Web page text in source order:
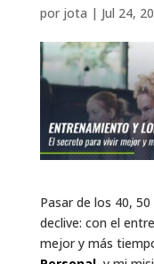
por jota | Jul 24,
Pasar de los 40,
declive: con el
mejor y más